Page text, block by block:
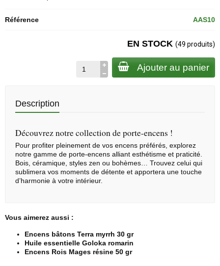
Référence AAS10
EN STOCK (49 produits)
Ajouter au panier
Description
Découvrez notre collection de porte-encens !
Pour profiter pleinement de vos encens préférés, explorez
notre gamme de porte-encens alliant esthétisme et praticité.
Bois, céramique, styles zen ou bohèmes… Trouvez celui qui
sublimera vos moments de détente et apportera une touche
d’harmonie à votre intérieur.
Vous aimerez aussi :
Encens bâtons Terra myrrh 30 gr
Huile essentielle Goloka romarin
Encens Rois Mages résine 50 gr